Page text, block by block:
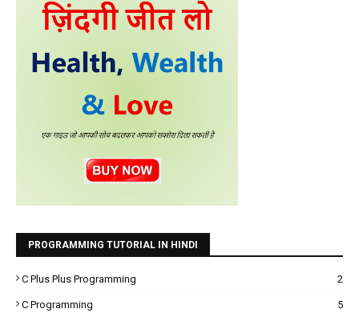
PROGRAMMING TUTORIAL IN HINDI
C Plus Plus Programming 2
C Programming 5